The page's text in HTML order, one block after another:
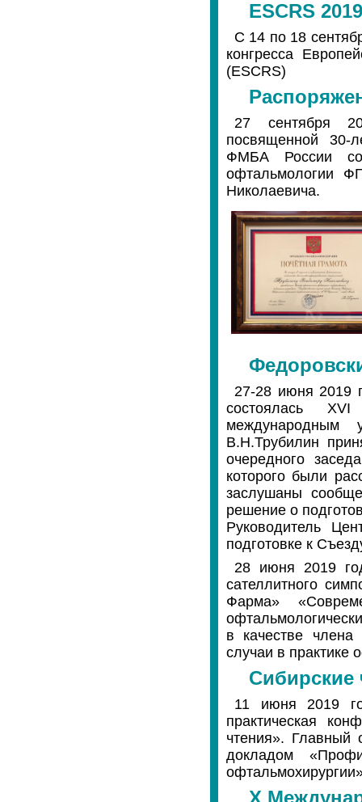
ESCRS
С 14 по 18
конгресса
(ESCRS)
27 сентября
посвященной 30-
ФМБА России
офтальмологии
Николаевича.
27-28 июня 2019
состоялась XVI
международным
В.Н.Трубилин
очередного
которого были
заслушаны
решение о
Руководитель
подготовке к
28 июня 2019
сателлитного
Фарма»
в качестве члена
случаи в практике
Сибирские
11 июня 2019
практическая
чтения».
докладом